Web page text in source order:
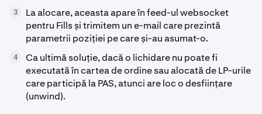
3
La alocare, aceasta apare în feed-ul websocket
pentru Fills și trimitem un e-mail care prezintă
parametrii poziției pe care și-au asumat-o.
4
Ca ultimă soluție, dacă o lichidare nu poate fi
executată în cartea de ordine sau alocată de LP-urile
care participă la PAS, atunci are loc o desființare
(unwind).